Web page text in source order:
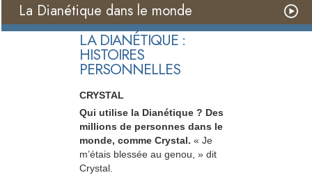
La Dianétique dans le monde
LA DIANÉTIQUE :
HISTOIRES
PERSONNELLES
CRYSTAL
Qui utilise la Dianétique ? Des
millions de personnes dans le
monde, comme Crystal. « Je
m’étais blessée au genou, » dit
Crystal.